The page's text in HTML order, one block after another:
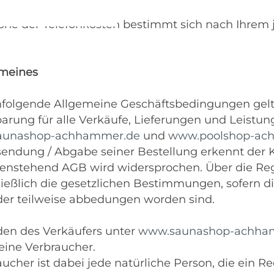
der Telefonkosten bestimmt sich nach
Allgemeine Geschäftsbedingungen
für alle Verkäufe, Lieferungen und
achhammer.de und www.poolshop-
/ Abgabe seiner Bestellung erkennt der
AGB wird widersprochen. Über die
die gesetzlichen Bestimmungen, sofern
teilweise abbedungen worden sind.
des Verkäufers unter www.saunashop-
Verbraucher.
ist dabei jede natürliche Person, die ein